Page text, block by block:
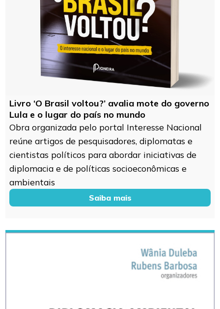
Livro ‘O Brasil voltou?’ avalia mote do governo
Lula e o lugar do país no mundo
Obra organizada pelo portal Interesse Nacional
reúne artigos de pesquisadores, diplomatas e
cientistas políticos para abordar iniciativas de
diplomacia e de políticas socioeconômicas e
ambientais
Saiba mais